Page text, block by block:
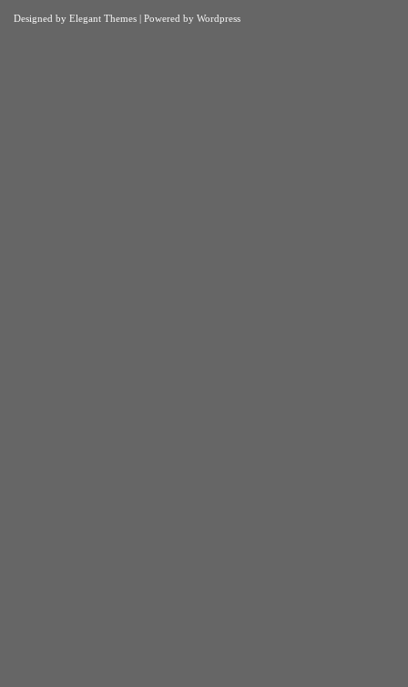
Designed by Elegant Themes | Powered by Wordpress